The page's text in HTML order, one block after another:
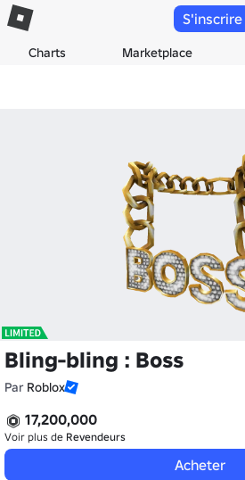
Charts Marketplace
S'inscrire
Bling-bling : Boss
Par Roblox
17,200,000
Voir plus de Revendeurs
Acheter